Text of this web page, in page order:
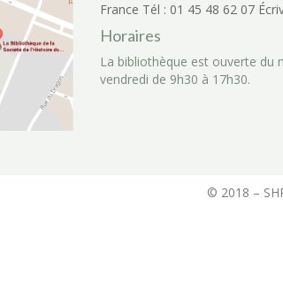
France Tél : 01 45 48 62 07
Horaires
La bibliothèque est ouverte du
vendredi de 9h30 à 17h30.
© 2018 –